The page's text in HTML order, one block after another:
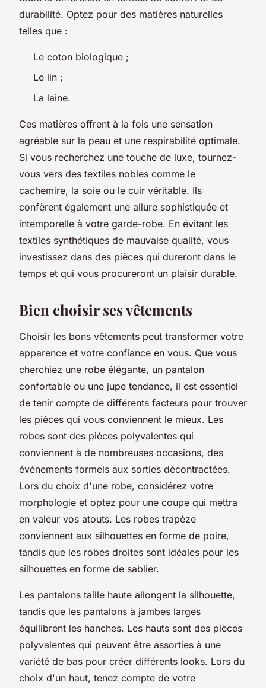
durabilité. Optez pour des matières naturelles
telles que :
Le coton biologique ;
Le lin ;
La laine.
Ces matières offrent à la fois une sensation
agréable sur la peau et une respirabilité optimale.
Si vous recherchez une touche de luxe, tournez-
vous vers des textiles nobles comme le
cachemire, la soie ou le cuir véritable. Ils
confèrent également une allure sophistiquée et
intemporelle à votre garde-robe. En évitant les
textiles synthétiques de mauvaise qualité, vous
investissez dans des pièces qui dureront dans le
temps et qui vous procureront un plaisir durable.
Bien choisir ses vêtements
Choisir les bons vêtements peut transformer votre
apparence et votre confiance en vous. Que vous
cherchiez une robe élégante, un pantalon
confortable ou une jupe tendance, il est essentiel
de tenir compte de différents facteurs pour trouver
les pièces qui vous conviennent le mieux. Les
robes sont des pièces polyvalentes qui
conviennent à de nombreuses occasions, des
événements formels aux sorties décontractées.
Lors du choix d'une robe, considérez votre
morphologie et optez pour une coupe qui mettra
en valeur vos atouts. Les robes trapèze
conviennent aux silhouettes en forme de poire,
tandis que les robes droites sont idéales pour les
silhouettes en forme de sablier.
Les pantalons taille haute allongent la silhouette,
tandis que les pantalons à jambes larges
équilibrent les hanches. Les hauts sont des pièces
polyvalentes qui peuvent être assorties à une
variété de bas pour créer différents looks. Lors du
choix d'un haut, tenez compte de votre